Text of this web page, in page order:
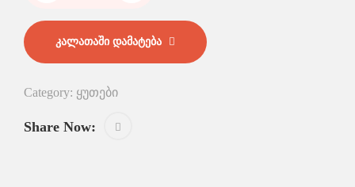
ᲙᲐᲚᲐᲗᲐᲨᲘ ᲓᲐᲛᲐᲢᲔᲑᲐ
Category: ყუთები
Share Now: